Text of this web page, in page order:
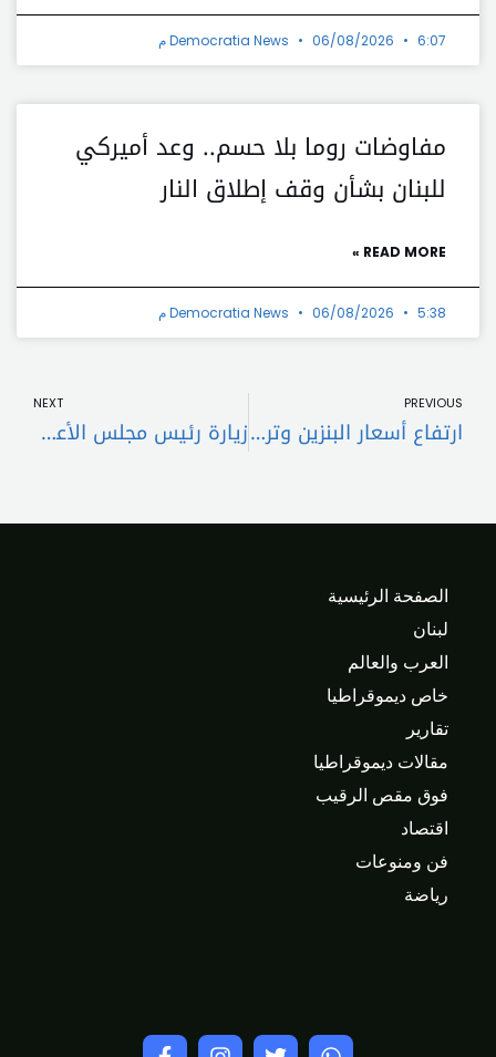
Democratia News 06/08/2026 6:07 م
مفاوضات روما بلا حسم.. وعد أميركي
للبنان بشأن وقف إطلاق النار
READ MORE »
Democratia News 06/08/2026 5:38 م
PREVIOUS
ارتفاع أسعار البنزين وتراجع المازوت في لبنان
NEXT
زيارة رئيس مجلس الأعمال اللبناني السويسري لغرفة طرابلس الكبرى
الصفحة الرئيسية
لبنان
العرب والعالم
خاص ديموقراطيا
تقارير
مقالات ديموقراطيا
فوق مقص الرقيب
اقتصاد
فن ومنوعات
رياضة